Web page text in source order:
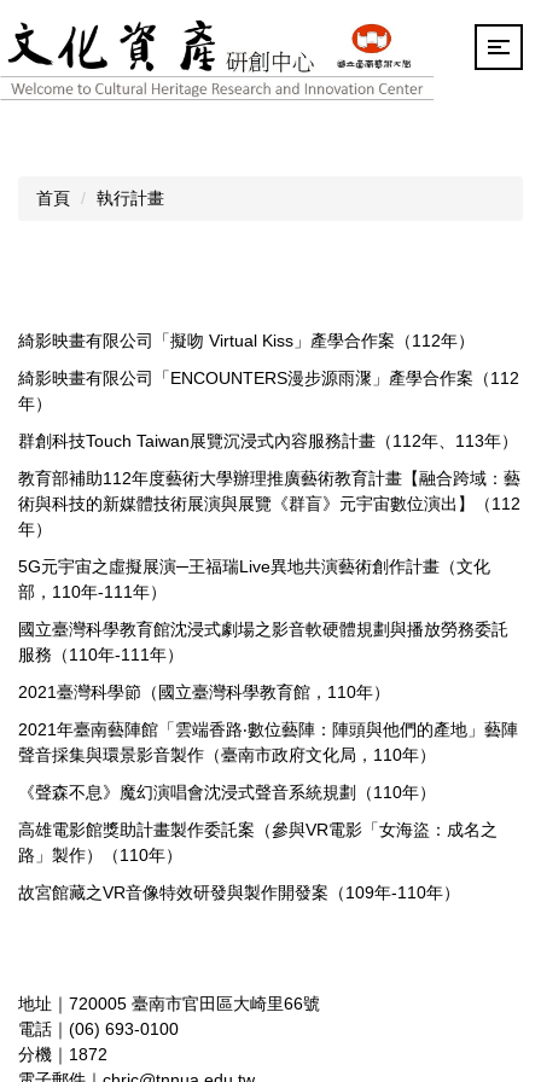
到
主
要
首頁
執行計畫
綺影映畫有限公司「擬吻 Virtual Kiss」產學合作案（112年）
綺影映畫有限公司「ENCOUNTERS漫步源雨㵵」產學合作案（112
年）
群創科技Touch Taiwan展覽沉浸式內容服務計畫（112年、113年）
教育部補助112年度藝術大學辦理推廣藝術教育計畫【融合跨域：藝
術與科技的新媒體技術展演與展覽《群盲》元宇宙數位演出】（112
年）
5G元宇宙之虛擬展演─王福瑞Live異地共演藝術創作計畫（文化
部，110年-111年）
國立臺灣科學教育館沈浸式劇場之影音軟硬體規劃與播放勞務委託
服務（110年-111年）
2021臺灣科學節（國立臺灣科學教育館，110年）
2021年臺南藝陣館「雲端香路‧數位藝陣：陣頭與他們的產地」藝陣
聲音採集與環景影音製作（臺南市政府文化局，110年）
《聲森不息》魔幻演唱會沈浸式聲音系統規劃（110年）
高雄電影館獎助計畫製作委託案（參與VR電影「女海盜：成名之
路」製作）（110年）
故宮館藏之VR音像特效研發與製作開發案（109年-110年）
地址｜720005 臺南市官田區大崎里66號
電話｜(06) 693-0100
分機｜1872